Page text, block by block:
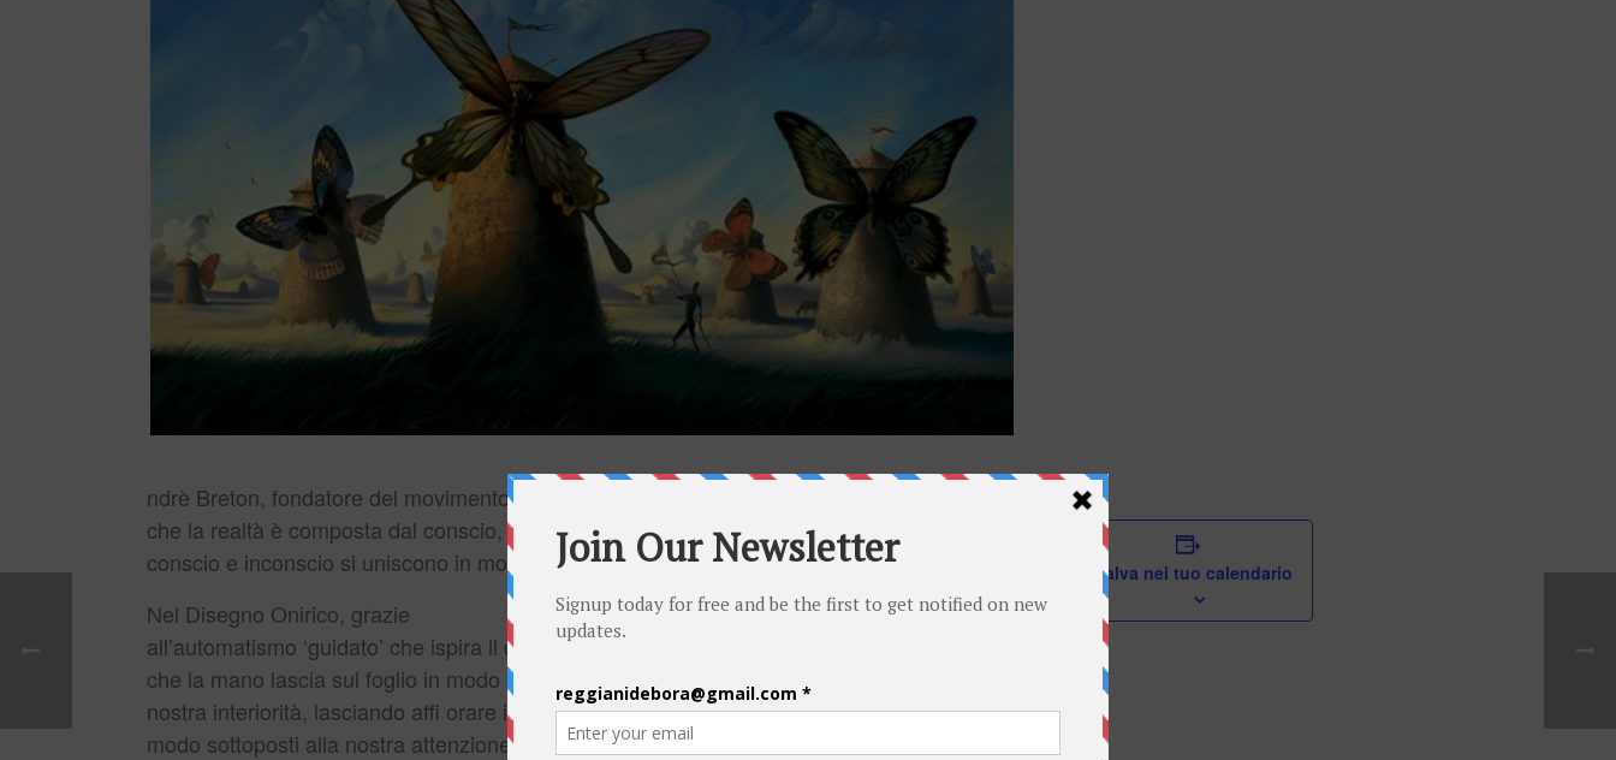
ndrè Breton, fondatore del movimento surrealista, dice nel suo saggio ‘L’arte magica’
che la realtà è composta dal conscio, dall’inconscio e dai sogni attraverso i quali
conscio e inconscio si uniscono in modo automatico.
Nel Disegno Onirico, grazie
all’automatismo ‘guidato’ che ispira il disegno e muove dal profondo, i segni e i simboli
che la mano lascia sul foglio in modo puntuale e creativo rappresentano la mappa della
nostra interiorità, lasciando affi orare idee, elementi e situazioni che vengono questo
modo sottoposti alla nostra attenzione per poter essere rielaborati.
Salva nel tuo calendario